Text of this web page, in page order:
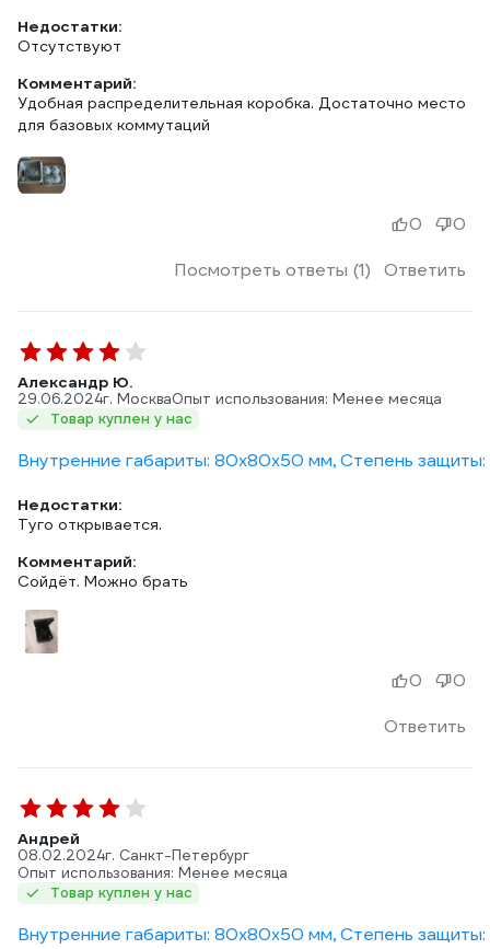
Недостатки:
Отсутствуют
Комментарий:
Удобная распределительная коробка. Достаточно место
для базовых коммутаций
Посмотреть ответы (1) Ответить
0 0
Александр Ю.
29.06.2024г. МоскваОпыт использования: Менее месяца
Товар куплен у нас
Внутренние габариты: 80х80х50 мм, Степень
Недостатки:
Туго открывается.
Комментарий:
Сойдёт. Можно брать
Ответить
0 0
Андрей
08.02.2024г. Санкт-Петербург
Опыт использования: Менее месяца
Товар куплен у нас
Внутренние габариты: 80х80х50 мм, Степень